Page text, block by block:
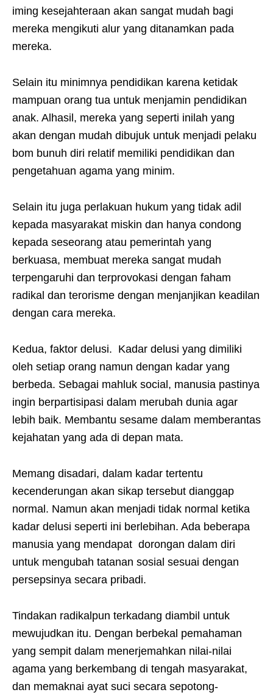
iming kesejahteraan akan sangat mudah bagi
mereka mengikuti alur yang ditanamkan pada
mereka.
Selain itu minimnya pendidikan karena ketidak
mampuan orang tua untuk menjamin pendidikan
anak. Alhasil, mereka yang seperti inilah yang
akan dengan mudah dibujuk untuk menjadi pelaku
bom bunuh diri relatif memiliki pendidikan dan
pengetahuan agama yang minim.
Selain itu juga perlakuan hukum yang tidak adil
kepada masyarakat miskin dan hanya condong
kepada seseorang atau pemerintah yang
berkuasa, membuat mereka sangat mudah
terpengaruhi dan terprovokasi dengan faham
radikal dan terorisme dengan menjanjikan keadilan
dengan cara mereka.
Kedua, faktor delusi. Kadar delusi yang dimiliki
oleh setiap orang namun dengan kadar yang
berbeda. Sebagai mahluk social, manusia pastinya
ingin berpartisipasi dalam merubah dunia agar
lebih baik. Membantu sesame dalam memberantas
kejahatan yang ada di depan mata.
Memang disadari, dalam kadar tertentu
kecenderungan akan sikap tersebut dianggap
normal. Namun akan menjadi tidak normal ketika
kadar delusi seperti ini berlebihan. Ada beberapa
manusia yang mendapat dorongan dalam diri
untuk mengubah tatanan sosial sesuai dengan
persepsinya secara pribadi.
Tindakan radikalpun terkadang diambil untuk
mewujudkan itu. Dengan berbekal pemahaman
yang sempit dalam menerjemahkan nilai-nilai
agama yang berkembang di tengah masyarakat,
dan memaknai ayat suci secara sepotong-